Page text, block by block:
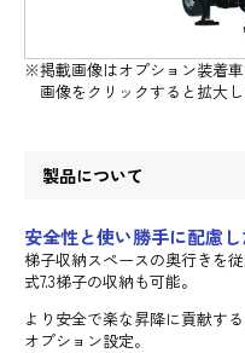
※掲載画像はオプション装着
画像をクリックすると拡大
製品について
安全性と使い勝手に配慮
梯子収納スペースの奥行きを
式7.3梯子の収納も可能。
より安全で楽な昇降に貢献す
オプション設定。